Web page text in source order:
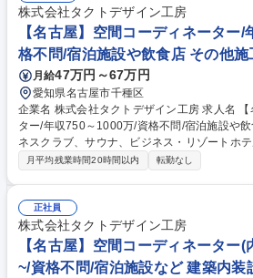
梁など人の立ち入り困難な箇所の劣化状況の監
会社の定める業務 募集職種 ［大阪］ICT測量(ドローンパイロット)経験者
募集/計画有給取得100%/WEB可
株式会社タクトデザイン工房
【名古屋】空間コーディネーター
格不問/宿泊施設や飲食店 その他
月給47万円～67万円
愛知県名古屋市千種区
企業名 株式会社タクトデザイン工房 求人名 【名古屋】空間コーディネー
ター/年収750～1000万/資格不問/宿泊施設や飲食店 仕事の内容 フ
ネスクラブ、サウナ、ビジネス・リゾートホ
ル、飲食店など、多様な商業施設の空間デザ
ント/商業施設との打ち合わせ･提案業務■設計
の作成■協力会社や職人との連携･調整■現場視
ト実績】■年間案件数:約100件、リピート率:
貫して手がける案件：約80％■工期：1～3カ
3件程度 ※直行直帰OK 募集職種 【名古屋】空間コーディネーター/年収75
月平均残業時間20時間以内 転勤なし
正社員
株式会社タクトデザイン工房
【名古屋】空間コーディネーター
~/資格不問/宿泊施設など 建築内装